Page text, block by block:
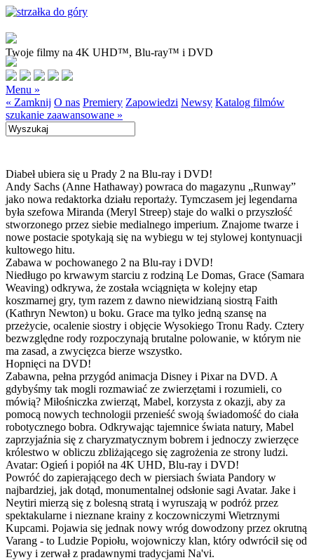
Twoje filmy na 4K UHD™, Blu-ray™ i DVD
Menu »
« Zamknij O nas Premiery Zapowiedzi Newsy Katalog filmów
szukanie zaawansowane »
Diabeł ubiera się u Prady 2 na Blu-ray i DVD!
Andy Sachs (Anne Hathaway) powraca do magazynu „Runway”
jako nowa redaktorka działu reportaży. Tymczasem jej legendarna
była szefowa Miranda (Meryl Streep) staje do walki o przyszłość
stworzonego przez siebie medialnego imperium. Znajome twarze i
nowe postacie spotykają się na wybiegu w tej stylowej kontynuacji
kultowego hitu.
Zabawa w pochowanego 2 na Blu-ray i DVD!
Niedługo po krwawym starciu z rodziną Le Domas, Grace (Samara
Weaving) odkrywa, że została wciągnięta w kolejny etap
koszmarnej gry, tym razem z dawno niewidzianą siostrą Faith
(Kathryn Newton) u boku. Grace ma tylko jedną szansę na
przeżycie, ocalenie siostry i objęcie Wysokiego Tronu Rady. Cztery
bezwzględne rody rozpoczynają brutalne polowanie, w którym nie
ma zasad, a zwycięzca bierze wszystko.
Hopnięci na DVD!
Zabawna, pełna przygód animacja Disney i Pixar na DVD. A
gdybyśmy tak mogli rozmawiać ze zwierzętami i rozumieli, co
mówią? Miłośniczka zwierząt, Mabel, korzysta z okazji, aby za
pomocą nowych technologii przenieść swoją świadomość do ciała
robotycznego bobra. Odkrywając tajemnice świata natury, Mabel
zaprzyjaźnia się z charyzmatycznym bobrem i jednoczy zwierzęce
królestwo w obliczu zbliżającego się zagrożenia ze strony ludzi.
Avatar: Ogień i popiół na 4K UHD, Blu-ray i DVD!
Powróć do zapierającego dech w piersiach świata Pandory w
najbardziej, jak dotąd, monumentalnej odsłonie sagi Avatar. Jake i
Neytiri mierzą się z bolesną stratą i wyruszają w podróż przez
spektakularne i nieznane krainy z koczowniczymi Wietrznymi
Kupcami. Pojawia się jednak nowy wróg dowodzony przez okrutną
Varang - to Ludzie Popiołu, wojowniczy klan, który odwrócił się od
Eywy i zerwał z pradawnymi tradycjami Na'vi.